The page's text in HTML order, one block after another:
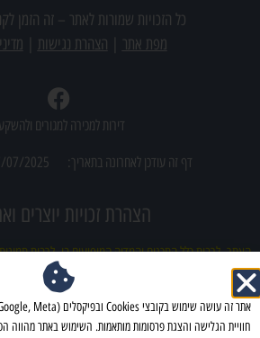
כל הזכויות שמורות לאתר –זה הזמן
מפת אתר
הצהרת נגישות
דירות למכירה למגורים
דף זה עודכן לאחרונה בתאריך: 07/2025
הצהרת זכויות יוצרים
האתר, לרבות כלל התכנים והמדיה המופיעים בו, לרבות
הקניין הרוחני של צדדים שלישיים. מובהר כי ייתכן ובטעות
אשר עשוי להוות הפרה לכאורה של זכויות יוצרים. מובהר
אחריות ישירה או עקיפה לכל נזק שייגרם עקב פרסום
חוויית הגלישה והצגת פרסומות מותאמות. השימוש באתר מהווה